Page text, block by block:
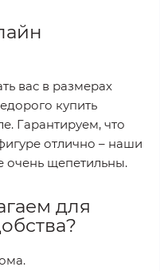
вас в размерах
купить
Гарантируем, что
отлично – наши
очень щепетильны.
для